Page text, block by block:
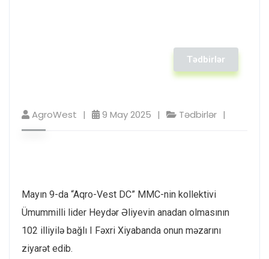
Tədbirlər
AgroWest 9 May 2025 Tədbirlər
Mayın 9-da “Aqro-Vest DC” MMC-nin kollektivi
Ümummilli lider Heydər Əliyevin anadan olmasının
102 illiyilə bağlı I Fəxri Xiyabanda onun məzarını
ziyarət edib.